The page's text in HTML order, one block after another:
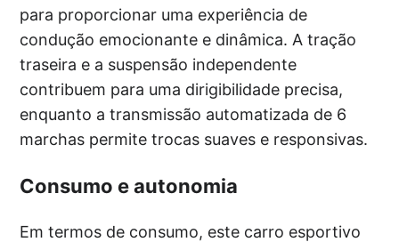
para proporcionar uma experiência de
condução emocionante e dinâmica. A tração
traseira e a suspensão independente
contribuem para uma dirigibilidade precisa,
enquanto a transmissão automatizada de 6
marchas permite trocas suaves e responsivas.
Consumo e autonomia
Em termos de consumo, este carro esportivo